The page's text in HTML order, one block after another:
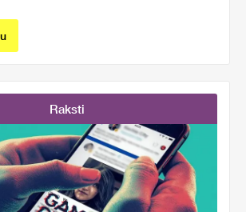
Raksti